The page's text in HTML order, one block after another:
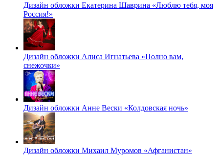
Дизайн обложки Екатерина Шаврина «Люблю тебя, моя
Россия!»
Дизайн обложки Алиса Игнатьева «Полно вам,
снежочки»
Дизайн обложки Анне Вески «Колдовская ночь»
Дизайн обложки Михаил Муромов «Афганистан»